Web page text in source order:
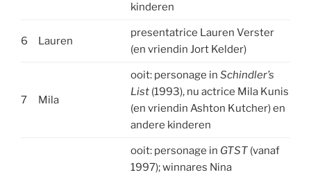
kinderen
6 Lauren
presentatrice Lauren Verster
(en vriendin Jort Kelder)
7 Mila
ooit: personage in Schindler’s
List (1993), nu actrice Mila Kunis
(en vriendin Ashton Kutcher) en
andere kinderen
ooit: personage in GTST (vanaf
1997); winnares Nina